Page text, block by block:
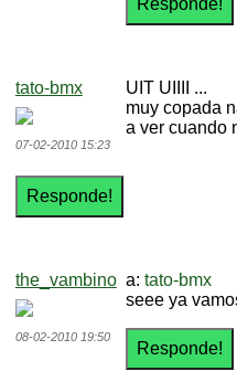
tato-bmx
07-02-2010 15:23
UIT UIIII ...
muy copada
a ver cuando
the_vambino
08-02-2010 19:50
a: tato-bmx
seee ya